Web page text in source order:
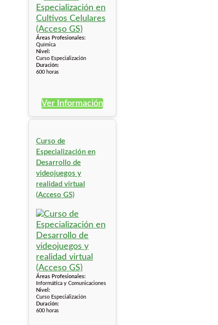
Áreas Profesionales:
Química
Nivel:
Curso Especialización
Duración:
600 horas
Ver Información
Curso de
Especialización en
Desarrollo de
videojuegos y
realidad virtual
(Acceso GS)
Áreas Profesionales:
Informática y Comunicaciones
Nivel:
Curso Especialización
Duración:
600 horas